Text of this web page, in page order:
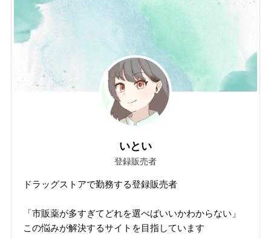
いとい
登録販売者
ドラッグストアで勤務する登録販売者
「市販薬が多すぎてどれを選べばいいかわからない」
この悩みが解決するサイトを目指しています